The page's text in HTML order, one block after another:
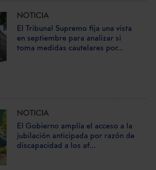
NOTICIA
El Tribunal Supremo fija una vista
en septiembre para analizar si
toma medidas cautelares por...
NOTICIA
El Gobierno amplía el acceso a la
jubilación anticipada por razón de
discapacidad a los af...